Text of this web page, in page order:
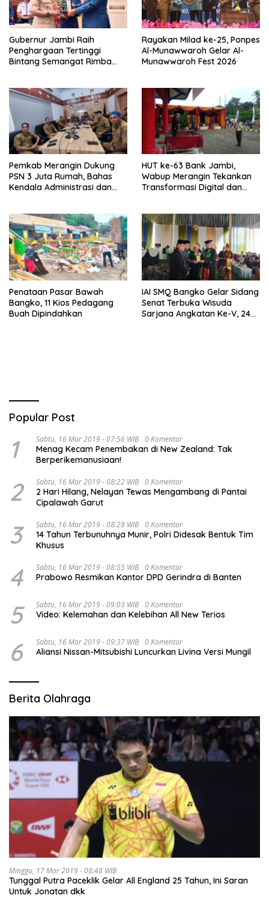
Gubernur Jambi Raih
Penghargaan Tertinggi
Bintang Semangat Rimba
Rayakan Milad ke-25, Ponpes
Al-Munawwaroh Gelar Al-
Munawwaroh Fest 2026
Pemkab Merangin Dukung
PSN 3 Juta Rumah, Bahas
Kendala Administrasi dan
HUT ke-63 Bank Jambi,
Wabup Merangin Tekankan
Transformasi Digital dan
Penataan Pasar Bawah
Bangko, 11 Kios Pedagang
Buah Dipindahkan
IAI SMQ Bangko Gelar Sidang
Senat Terbuka Wisuda
Sarjana Angkatan Ke-V, 243
Popular Post
1 Sabtu, 16 Mar 2019 - 07:56 WIB 0 Komentar
Menag Kecam Penembakan di New Zealand: Tak
Berperikemanusiaan!
2 Sabtu, 16 Mar 2019 - 08:22 WIB 0 Komentar
2 Hari Hilang, Nelayan Tewas Mengambang di Pantai
Cipalawah Garut
3 Sabtu, 16 Mar 2019 - 08:28 WIB 0 Komentar
14 Tahun Terbunuhnya Munir, Polri Didesak Bentuk Tim
Khusus
4 Sabtu, 16 Mar 2019 - 08:55 WIB 0 Komentar
Prabowo Resmikan Kantor DPD Gerindra di Banten
5 Sabtu, 16 Mar 2019 - 09:03 WIB 0 Komentar
Video: Kelemahan dan Kelebihan All New Terios
6 Sabtu, 16 Mar 2019 - 09:37 WIB 0 Komentar
Aliansi Nissan-Mitsubishi Luncurkan Livina Versi Mungil
Berita Olahraga
Minggu, 17 Mar 2019 - 08:48 WIB
Tunggal Putra Paceklik Gelar All England 25 Tahun, Ini Saran
Untuk Jonatan dkk